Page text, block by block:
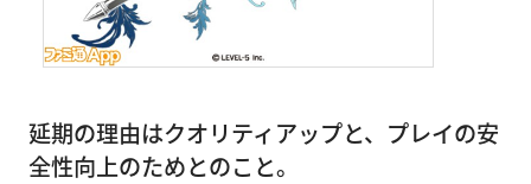
延期の理由はクオリティアップと、プレイの安
全性向上のためとのこと。